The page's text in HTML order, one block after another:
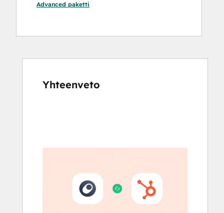
Advanced paketti
Yhteenveto